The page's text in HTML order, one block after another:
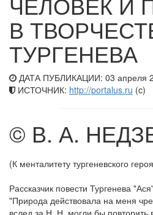
В
ТУРГЕНЕВА
ДАТА ПУБЛИКАЦИИ: 03 апреля
ИСТОЧНИК: http://portalus.ru (c)
© В. А.
(К менталитету тургеневского
Рассказчик повести Тургенева
"Природа действовала на меня
вслед за Н. Н. могли бы повторить